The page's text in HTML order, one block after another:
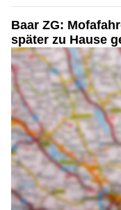
Baar ZG:
später zu Hause